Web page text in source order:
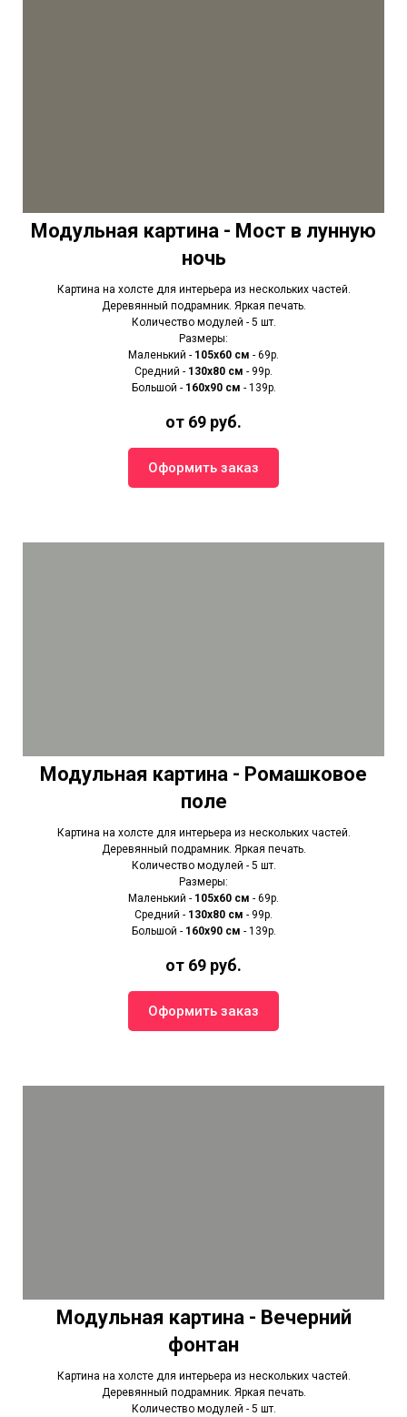
Модульная картина - Мост в лунную
ночь
Картина на холсте для интерьера из нескольких частей.
Деревянный подрамник. Яркая печать.
Количество модулей - 5 шт.
Размеры:
Маленький - 105х60 см - 69р.
Средний - 130х80 см - 99р.
Большой - 160х90 см - 139р.
от 69 руб.
Оформить заказ
Модульная картина - Ромашковое
поле
Картина на холсте для интерьера из нескольких частей.
Деревянный подрамник. Яркая печать.
Количество модулей - 5 шт.
Размеры:
Маленький - 105х60 см - 69р.
Средний - 130х80 см - 99р.
Большой - 160х90 см - 139р.
от 69 руб.
Оформить заказ
Модульная картина - Вечерний
фонтан
Картина на холсте для интерьера из нескольких частей.
Деревянный подрамник. Яркая печать.
Количество модулей - 5 шт.